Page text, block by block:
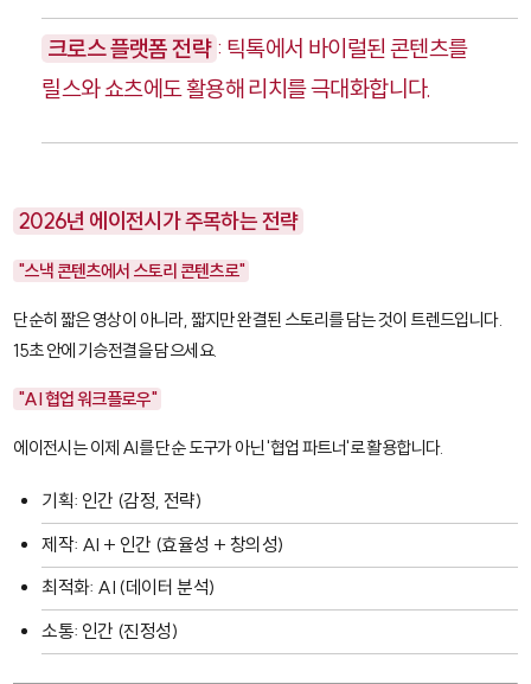
크로스 플랫폼 전략 : 틱톡에서 바이럴된 콘텐츠를
릴스와 쇼츠에도 활용해 리치를 극대화합니다.
2026년 에이전시가 주목하는 전략
"스낵 콘텐츠에서 스토리 콘텐츠로"
단순히 짧은 영상이 아니라, 짧지만 완결된 스토리를 담는 것이 트렌드입니다.
15초 안에 기승전결을 담으세요.
"AI 협업 워크플로우"
에이전시는 이제 AI를 단순 도구가 아닌 '협업 파트너'로 활용합니다.
기획: 인간 (감정, 전략)
제작: AI + 인간 (효율성 + 창의성)
최적화: AI (데이터 분석)
소통: 인간 (진정성)